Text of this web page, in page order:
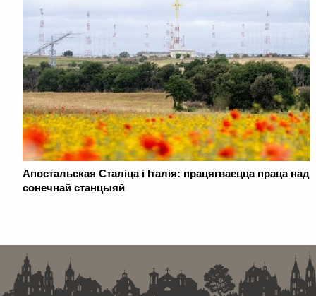
Апостальская Сталіца і Італія: працягваецца праца над
сонечнай станцыяй